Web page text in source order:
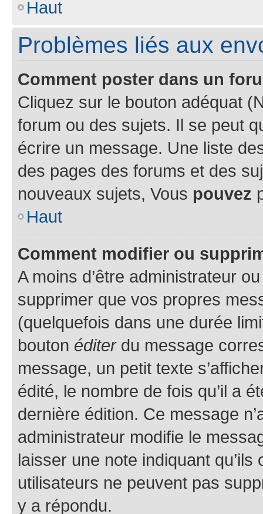
Haut
Problèmes liés aux
Comment poster dans un
Cliquez sur le bouton adéquat
forum ou des sujets. Il se peut
écrire un message. Une liste
des pages des forums et des
nouveaux sujets, Vous pouvez
Haut
Comment modifier ou
A moins d’être administrateur
supprimer que vos propres
(quelquefois dans une durée
bouton éditerdu message
message, un petit texte
édité, le nombre de fois qu’il a
dernière édition. Ce message
administrateur modifie le
laisser une note indiquant
utilisateurs ne peuvent pas
y a répondu.